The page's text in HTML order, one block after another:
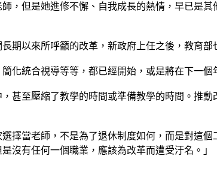
，但是她進修不懈、自我成長的熱情，早已是
期以來所呼籲的改革，新政府上任之後，教育部
化統合視導等等，都已經開始，或是將在下一個
甚至壓縮了教學的時間或準備教學的時間。推
擇當老師，不是為了退休制度如何，而是對這
沒有任何一個職業，應該為改革而遭受汙名。」